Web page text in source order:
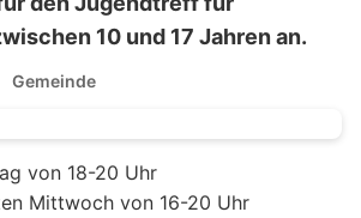
10 und 17 Jahren an.
Gemeinde
von 18-20 Uhr
Mittwoch von 16-20 Uhr